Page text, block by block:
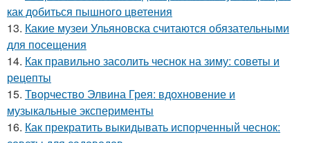
как добиться пышного цветения
13. Какие музеи Ульяновска считаются обязательными
для посещения
14. Как правильно засолить чеснок на зиму: советы и
рецепты
15. Творчество Элвина Грея: вдохновение и
музыкальные эксперименты
16. Как прекратить выкидывать испорченный чеснок: